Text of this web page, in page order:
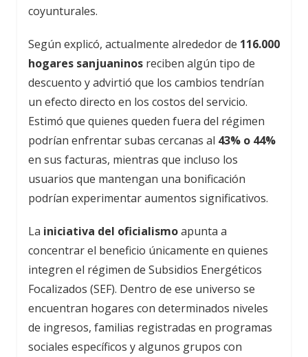
coyunturales.
Según explicó, actualmente alrededor de 116.000
hogares sanjuaninos reciben algún tipo de
descuento y advirtió que los cambios tendrían
un efecto directo en los costos del servicio.
Estimó que quienes queden fuera del régimen
podrían enfrentar subas cercanas al 43% o 44%
en sus facturas, mientras que incluso los
usuarios que mantengan una bonificación
podrían experimentar aumentos significativos.
La iniciativa del oficialismoapunta a
concentrar el beneficio únicamente en quienes
integren el régimen de Subsidios Energéticos
Focalizados (SEF). Dentro de ese universo se
encuentran hogares con determinados niveles
de ingresos, familias registradas en programas
sociales específicos y algunos grupos con